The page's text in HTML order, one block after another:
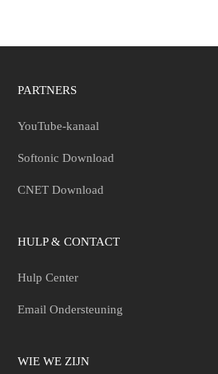
PARTNERS
YouTube-kanaal
Softonic Download
CNET Download
HULP & CONTACT
Hulp Center
Email Ondersteuning
WIE WE ZIJN